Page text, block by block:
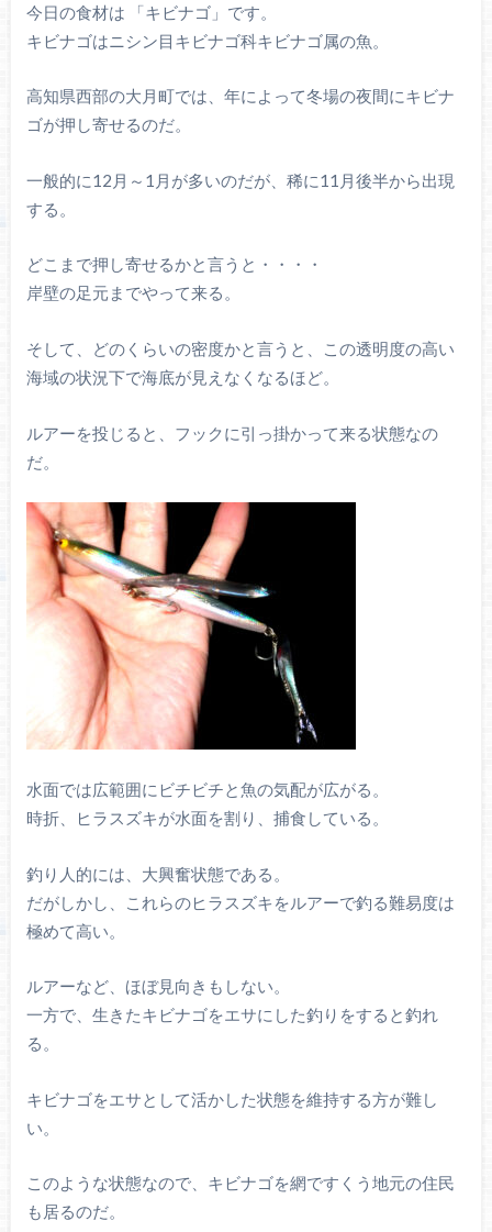
今日の食材は 「キビナゴ」です。
キビナゴはニシン目キビナゴ科キビナゴ属の魚。
高知県西部の大月町では、年によって冬場の夜間にキビナ
ゴが押し寄せるのだ。
一般的に12月～1月が多いのだが、稀に11月後半から出現
する。
どこまで押し寄せるかと言うと・・・・
岸壁の足元までやって来る。
そして、どのくらいの密度かと言うと、この透明度の高い
海域の状況下で海底が見えなくなるほど。
ルアーを投じると、フックに引っ掛かって来る状態なの
だ。
水面では広範囲にビチビチと魚の気配が広がる。
時折、ヒラスズキが水面を割り、捕食している。
釣り人的には、大興奮状態である。
だがしかし、これらのヒラスズキをルアーで釣る難易度は
極めて高い。
ルアーなど、ほぼ見向きもしない。
一方で、生きたキビナゴをエサにした釣りをすると釣れ
る。
キビナゴをエサとして活かした状態を維持する方が難し
い。
このような状態なので、キビナゴを網ですくう地元の住民
も居るのだ。